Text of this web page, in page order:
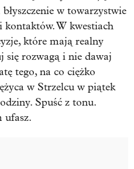
w towarzystwie
kontaktów. W kwestiach
które mają realny
się rozwagą i nie dawaj
tego, na co ciężko
w Strzelcu w piątek
Spuść z tonu.
ufasz.